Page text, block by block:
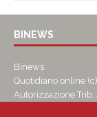
BINEWS
Binews
Quotidiano online
Autorizzazione